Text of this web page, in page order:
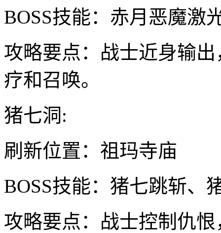
BOSS技能：赤月恶魔激
攻略要点：战士近身输
疗和召唤。
猪七洞:
刷新位置：祖玛寺庙
BOSS技能：猪七跳斩、
攻略要点：战士控制仇